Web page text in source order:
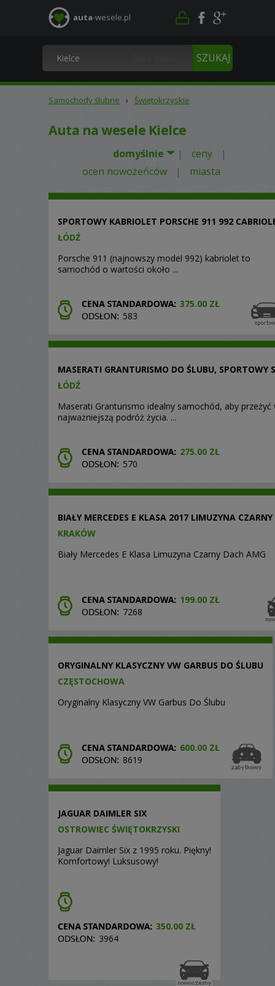
auta-wesele.pl
Samochody ślubne › Świętokrzyskie
Auta na wesele Kielce
domyślnie | ceny |
ocen nowożeńców | miasta
SPORTOWY KABRIOLET PORSCHE 911 992
ŁÓDŹ
Porsche 911 (najnowszy model 992) kabriolet to
samochód o wartości około ...
375.00 ZŁ
583
MASERATI GRANTURISMO DO ŚLUBU, SPORTOWY
ŁÓDŹ
Maserati Granturismo idealny samochód, aby przeżyć
najważniejszą podróż życia. ...
275.00 ZŁ
570
BIAŁY MERCEDES E KLASA 2017 LIMUZYNA
KRAKÓW
Biały Mercedes E Klasa Limuzyna Czarny Dach AMG
199.00 ZŁ
7268
ORYGINALNY KLASYCZNY VW GARBUS DO ŚLUBU
CZĘSTOCHOWA
Oryginalny Klasyczny VW Garbus Do Ślubu
600.00 ZŁ
8619
JAGUAR DAIMLER SIX
OSTROWIEC ŚWIĘTOKRZYSKI
Jaguar Daimler Six z 1995 roku. Piękny!
Komfortowy! Luksusowy!
350.00 ZŁ
3964